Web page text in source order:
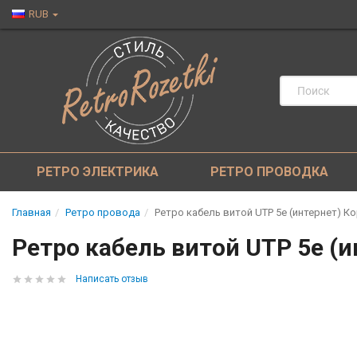
RUB
РЕТРО ЭЛЕКТРИКА РЕТРО ПРОВОДКА
Главная Ретро провода Ретро кабель витой UTP 5e (интернет)
Ретро кабель витой UTP 5e
Написать отзыв